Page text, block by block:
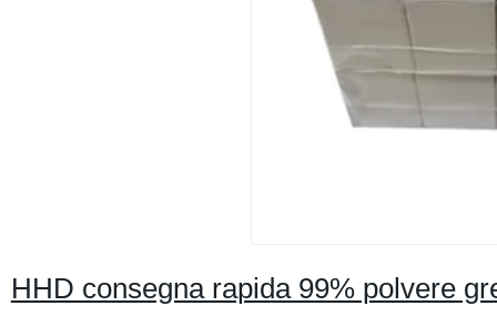
HHD consegna rapida 99% polvere